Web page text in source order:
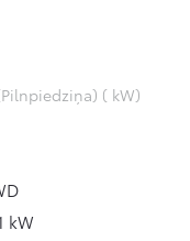
( kW)
kW